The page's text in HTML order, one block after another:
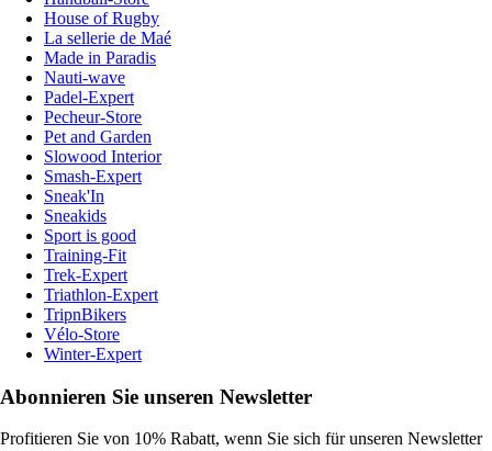
House of Rugby
La sellerie de Maé
Made in Paradis
Nauti-wave
Padel-Expert
Pecheur-Store
Pet and Garden
Slowood Interior
Smash-Expert
Sneak'In
Sneakids
Sport is good
Training-Fit
Trek-Expert
Triathlon-Expert
TripnBikers
Vélo-Store
Winter-Expert
Abonnieren Sie unseren Newsletter
Profitieren Sie von 10% Rabatt, wenn Sie sich für unseren Newsletter